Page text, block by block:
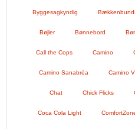
Byggesagkyndig
Bøjler Bønnebord
Call the Cops Camino
Camino Sanabréa Camino
Chat Chick Flicks
Coca Cola Light